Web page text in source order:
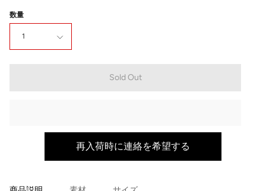
数量
1
Sold Out
再入荷時に連絡を希望する